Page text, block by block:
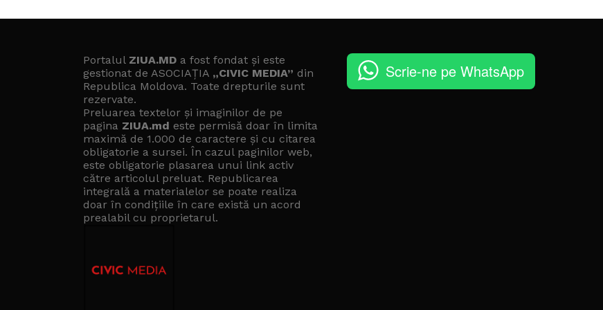
Portalul ZIUA.MD a fost fondat și este
gestionat de ASOCIAȚIA „CIVIC MEDIA” din
Republica Moldova. Toate drepturile sunt
rezervate.
Preluarea textelor și imaginilor de pe
pagina ZIUA.md este permisă doar în limita
maximă de 1.000 de caractere și cu citarea
obligatorie a sursei. În cazul paginilor web,
este obligatorie plasarea unui link activ
către articolul preluat. Republicarea
integrală a materialelor se poate realiza
doar în condițiile în care există un acord
prealabil cu proprietarul.
Scrie-ne pe WhatsApp